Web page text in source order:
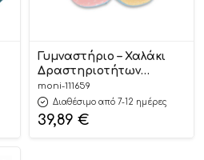
Γυμναστήριο – Χαλάκι
Δραστηριοτήτων
Playmat Daisy JL639-2A
3800146271145 0m+ –
Happy Space
moni-111659
Διαθέσιμο από 7-12 ημέρες
39,89 €